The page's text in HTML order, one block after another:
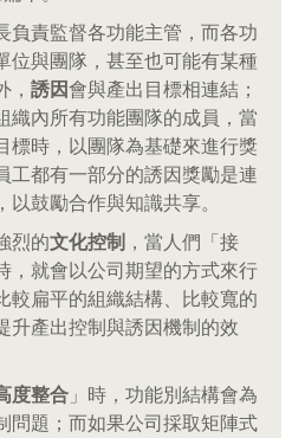
負責監督各功能主管，而各功
位與團隊，甚至也可能有某種
， 誘因會與產出目標相連結；
織內所有功能團隊的成員，當
標時，以團隊為基礎來進行獎
工都有一部分的誘因獎勵是連
鼓勵合作與知識共享。
烈的文化控制 ，當人們「接
，就會以公司期望的方式來行
較扁平的組織結構、比較寬的
升產出控制與誘因機制的效
度整合 」時，功能別結構會為
問題；而如果公司採取矩陣式